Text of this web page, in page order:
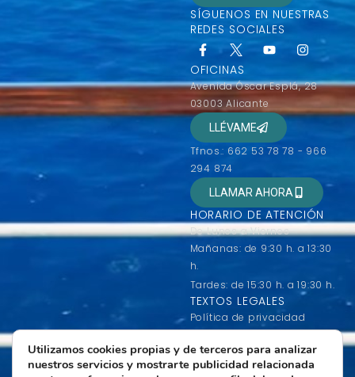
SÍGUENOS EN NUESTRAS
REDES SOCIALES
OFICINAS
Avenida Óscar Esplá, 28
03003 Alicante
LLÉVAME
Tfnos.: 662 53 78 78 - 966
294 874
LLAMAR AHORA
HORARIO DE ATENCIÓN
De Lunes a Viernes
Mañanas: de 9:30 h. a 13:30
h.
Tardes: de 15:30 h. a 19:30 h.
TEXTOS LEGALES
Política de privacidad
contratación
Condiciones de uso
Utilizamos cookies propias y de terceros para analizar
nuestros servicios y mostrarte publicidad relacionada